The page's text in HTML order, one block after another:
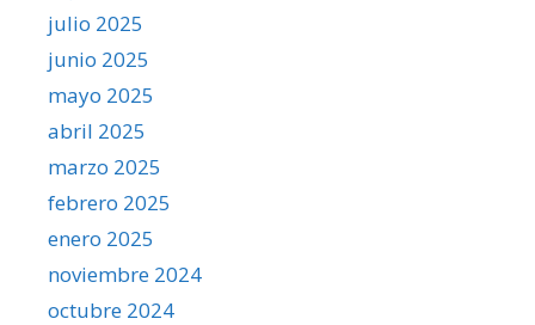
julio 2025
junio 2025
mayo 2025
abril 2025
marzo 2025
febrero 2025
enero 2025
noviembre 2024
octubre 2024